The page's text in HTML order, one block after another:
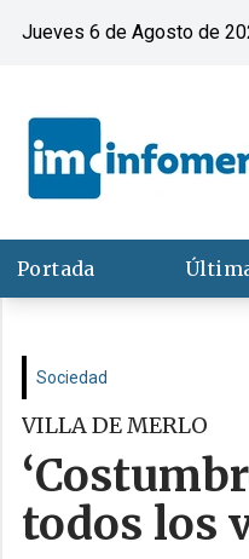
Jueves 6 de Agosto de
Portada
Sociedad
VILLA DE MERLO
todos los